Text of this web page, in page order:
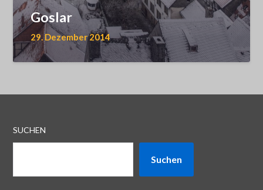
Goslar
29. Dezember 2014
SUCHEN
Suchen